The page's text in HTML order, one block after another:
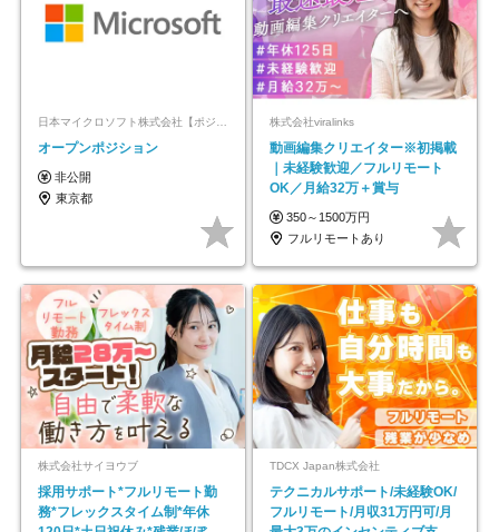
日本マイクロソフト株式会社【ポジションマッチ登録】
オープンポジション
非公開
東京都
株式会社viralinks
動画編集クリエイター※初掲載
｜未経験歓迎／フルリモート
OK／月給32万＋賞与
350～1500万円
フルリモートあり
株式会社サイヨウブ
採用サポート*フルリモート勤
務*フレックスタイム制*年休
TDCX Japan株式会社
テクニカルサポート/未経験OK/
フルリモート/月収31万円可/月